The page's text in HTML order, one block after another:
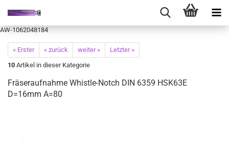
AW-1062048184
« Erster « zurück weiter »
Letzter »
10 Artikel in dieser Kategorie
Fräseraufnahme Whistle-Notch DIN 6359 HSK63E
D=16mm A=80